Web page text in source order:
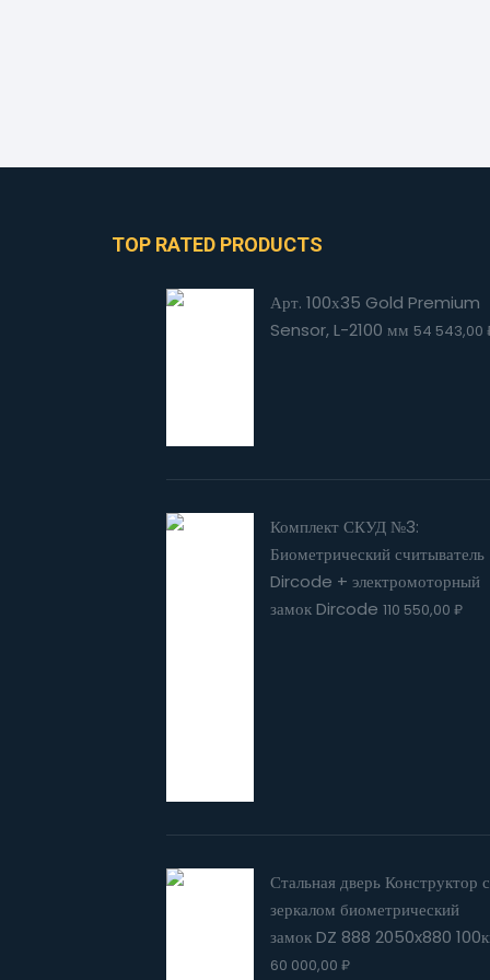
TOP RATED PRODUCTS
Арт. 100х35 Gold Premium
Sensor, L-2100 мм 54 543,00
Комплект СКУД №3:
Биометрический считыватель
Dircode + электромоторный
замок Dircode 110 550,00 ₽
Стальная дверь Конструктор с
зеркалом биометрический
замок DZ 888 2050x880
60 000,00 ₽